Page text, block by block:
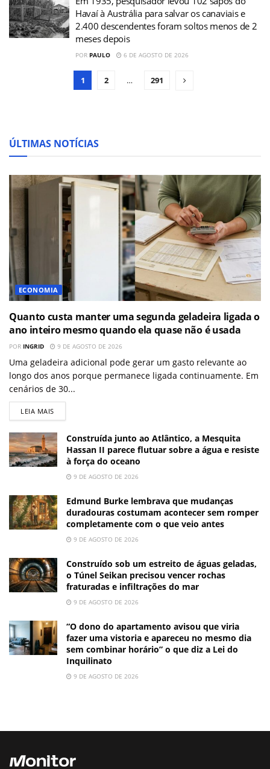
Havaí à Austrália para salvar os canaviais e
2.400 descendentes foram soltos menos de 2
meses depois
POR PAULO 6 DE AGOSTO DE 2026
1 2 … 291
ÚLTIMAS NOTÍCIAS
ECONOMIA
Quanto custa manter uma segunda geladeira ligada o
ano inteiro mesmo quando ela quase não é usada
POR INGRID 9 DE AGOSTO DE 2026
Uma geladeira adicional pode gerar um gasto relevante ao
longo dos anos porque permanece ligada continuamente. Em
cenários de 30...
LEIA MAIS
Construída junto ao Atlântico, a Mesquita
Hassan II parece flutuar sobre a água e resiste
à força do oceano
9 DE AGOSTO DE 2026
Edmund Burke lembrava que mudanças
duradouras costumam acontecer sem romper
completamente com o que veio antes
9 DE AGOSTO DE 2026
Construído sob um estreito de águas geladas,
o Túnel Seikan precisou vencer rochas
fraturadas e infiltrações do mar
9 DE AGOSTO DE 2026
“O dono do apartamento avisou que viria
fazer uma vistoria e apareceu no mesmo dia
sem combinar horário” o que diz a Lei do
Inquilinato
9 DE AGOSTO DE 2026